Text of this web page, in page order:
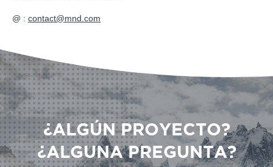
@ : contact@mnd.com
¿ALGÚN PROYECTO?
¿ALGUNA PREGUNTA?